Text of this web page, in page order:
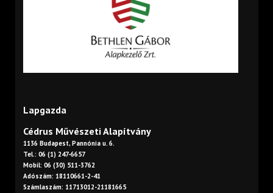
Lapgazda
Cédrus Művészeti Alapítvány
1136 Budapest, Pannónia u. 6.
Tel.: 06 (1) 247-6657
Mobil: 06 (30) 511-3762
Adószám: 18110661-2-41
Számlaszám: 11713012-21181665